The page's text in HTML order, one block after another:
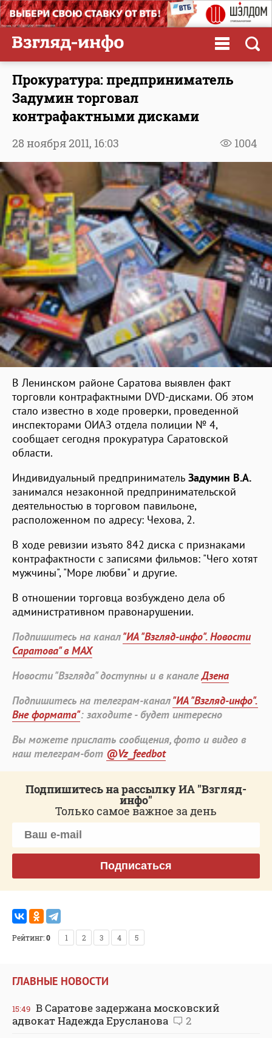
Прокуратура: предприниматель
Задумин торговал
контрафактными дисками
1004
28 ноября 2011, 16:03
В Ленинском районе Саратова выявлен факт
торговли контрафактными DVD-дисками. Об этом
стало известно в ходе проверки, проведенной
инспекторами ОИАЗ отдела полиции № 4,
сообщает сегодня прокуратура Саратовской
области.
Индивидуальный предприниматель Задумин В.А.
занимался незаконной предпринимательской
деятельностью в торговом павильоне,
расположенном по адресу: Чехова, 2.
В ходе ревизии изъято 842 диска с признаками
контрафактности с записями фильмов: "Чего хотят
мужчины", "Море любви" и другие.
В отношении торговца возбуждено дела об
административном правонарушении.
Подпишитесь на канал"ИА "Взгляд-инфо". Новости
Саратова" в MAX
Новости "Взгляда" доступны и в каналеДзена
Подпишитесь на телеграм-канал"ИА "Взгляд-инфо".
Вне формата": заходите - будет интересно
Вы можете прислать сообщения, фото и видео в
наш телеграм-бот @Vz_feedbot
Подпишитесь на рассылку ИА "Взгляд-
инфо"
Только самое важное за день
Подписаться
Рейтинг:0 1 2 3 4 5
ГЛАВНЫЕ НОВОСТИ
15:49 В Саратове задержана московский
адвокат Надежда Ерусланова
2